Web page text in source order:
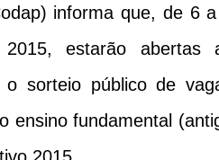
informa que, de 6
estarão abertas
o sorteio público de
ensino fundamental